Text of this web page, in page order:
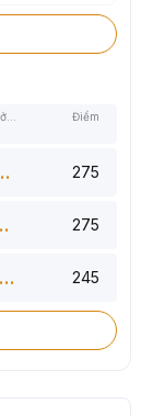
Phần thưởng Điểm
275
275
245